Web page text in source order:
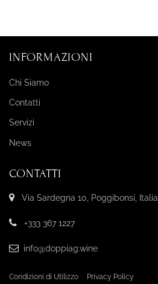
INFORMAZIONI
Chi Siamo
Contatti
Servizi
News
CONTATTI
Via Sardegna 10, Poggibonsi, Italia
+333 367 1227
info@doppiag.wine
Condizioni di Utilizzo Privacy Policy